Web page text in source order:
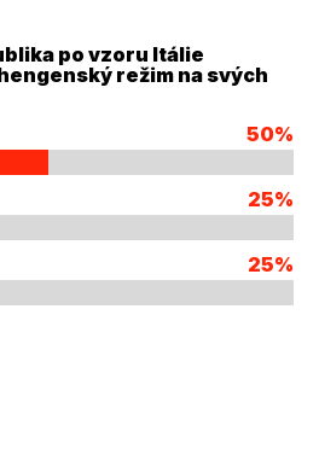
po vzoru Itálie
režim na svých
50%
25%
25%